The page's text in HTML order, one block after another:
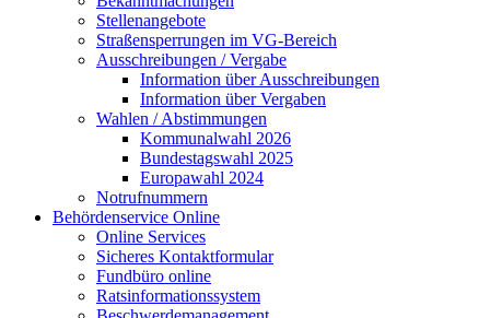
Stellenangebote
Straßensperrungen im VG-Bereich
Ausschreibungen / Vergabe
Information über Ausschreibungen
Information über Vergaben
Wahlen / Abstimmungen
Kommunalwahl 2026
Bundestagswahl 2025
Europawahl 2024
Notrufnummern
Behördenservice Online
Online Services
Sicheres Kontaktformular
Fundbüro online
Ratsinformationssystem